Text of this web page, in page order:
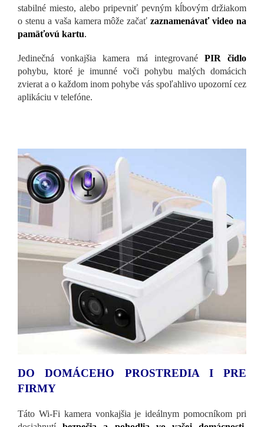
stabilné miesto, alebo pripevniť pevným kĺbovým držiakom
o stenu a vaša kamera môže začaťzaznamenávať video na
pamäťovú kartu.
Jedinečná vonkajšia kamera má integrované PIR čidlo
pohybu, ktoré je imunné voči pohybu malých domácich
zvierat a o každom inom pohybe vás spoľahlivo upozorní cez
aplikáciu v telefóne.
DO DOMÁCEHO PROSTREDIA I PRE
FIRMY
Táto Wi-Fi kamera vonkajšia je ideálnym pomocníkom pri